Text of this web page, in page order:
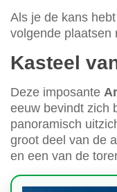
Als je de kans
volgende plaatsen
Kasteel
Deze imposante
eeuw bevindt zich
panoramisch
groot deel van de
en een van de